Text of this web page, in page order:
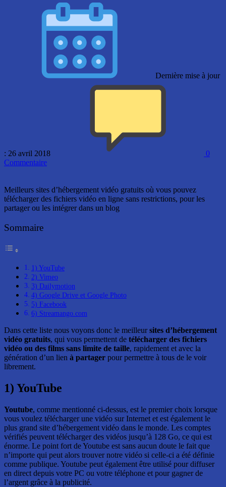
Dernière mise à jour
: 26 avril 2018
0
Commentaire
Meilleurs sites d’hébergement vidéo gratuits où vous pouvez
télécharger des fichiers vidéo en ligne sans restrictions, pour les
partager ou les intégrer dans un blog
Sommaire
1) YouTube
2) Vimeo
3) Dailymotion
4) Google Drive et Google Photo
5) Facebook
6) Streamango.com
Dans cette liste nous voyons donc le meilleursites d’hébergement
vidéo gratuits, qui vous permettent de télécharger des fichiers
vidéo ou des films sans limite de taille, rapidement et avec la
génération d’un lien à partager pour permettre à tous de le voir
librement.
1) YouTube
Youtube, comme mentionné ci-dessus, est le premier choix lorsque
vous voulez télécharger une vidéo sur Internet et est également le
plus grand site d’hébergement vidéo dans le monde. Les comptes
vérifiés peuvent télécharger des vidéos jusqu’à 128 Go, ce qui est
énorme. Le point fort de Youtube est sans aucun doute le fait que
n’importe qui peut alors trouver notre vidéo si celle-ci a été définie
comme publique. Youtube peut également être utilisé pour diffuser
en direct depuis votre PC ou votre téléphone et pour gagner de
l’argent grâce à la publicité.